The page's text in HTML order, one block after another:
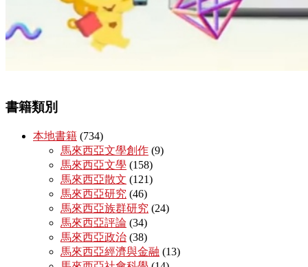
書籍類別
本地書籍 (734)
馬來西亞文學創作 (9)
馬來西亞文學 (158)
馬來西亞散文 (121)
馬來西亞研究 (46)
馬來西亞族群研究 (24)
馬來西亞評論 (34)
馬來西亞政治 (38)
馬來西亞經濟與金融 (13)